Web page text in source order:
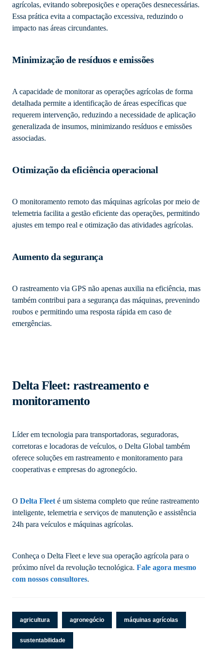
agrícolas, evitando sobreposições e operações desnecessárias.
Essa prática evita a compactação excessiva, reduzindo o
impacto nas áreas circundantes.
Minimização de resíduos e emissões
A capacidade de monitorar as operações agrícolas de forma
detalhada permite a identificação de áreas específicas que
requerem intervenção, reduzindo a necessidade de aplicação
generalizada de insumos, minimizando resíduos e emissões
associadas.
Otimização da eficiência operacional
O monitoramento remoto das máquinas agrícolas por meio de
telemetria facilita a gestão eficiente das operações, permitindo
ajustes em tempo real e otimização das atividades agrícolas.
Aumento da segurança
O rastreamento via GPS não apenas auxilia na eficiência, mas
também contribui para a segurança das máquinas, prevenindo
roubos e permitindo uma resposta rápida em caso de
emergências.
Delta Fleet: rastreamento e
monitoramento
Líder em tecnologia para transportadoras, seguradoras,
corretoras e locadoras de veículos, o Delta Global também
oferece soluções em rastreamento e monitoramento para
cooperativas e empresas do agronegócio.
O Delta Fleeté um sistema completo que reúne rastreamento
inteligente, telemetria e serviços de manutenção e assistência
24h para veículos e máquinas agrícolas.
Conheça o Delta Fleet e leve sua operação agrícola para o
próximo nível da revolução tecnológica. Fale agora mesmo
com nossos consultores.
agricultura agronegócio máquinas agrícolas
sustentabilidade